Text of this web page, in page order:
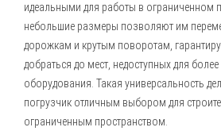
идеальными для работы в ограниченном
небольшие размеры позволяют им
дорожкам и крутым поворотам,
добраться до мест, недоступных для
оборудования. Такая универсальность
погрузчик отличным выбором для
ограниченным пространством.